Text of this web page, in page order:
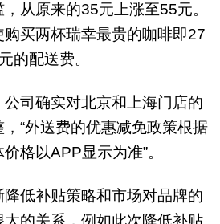
从原来的35元上涨至55元。
买两杯瑞幸最贵的咖啡即27
的配送费。
司确实对北京和上海门店的
“外送费的优惠减免政策根据
格以APP显示为准”。
降低补贴策略和市场对品牌的